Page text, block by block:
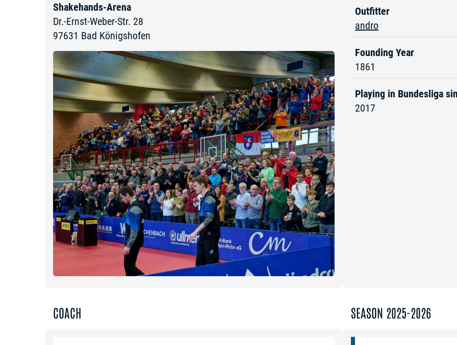
Shakehands-Arena
Dr.-Ernst-Weber-Str. 28
97631 Bad Königshofen
Outfitter
andro
Founding Year
1861
Playing in Bundesliga
2017
COACH SEASON 2025-2026